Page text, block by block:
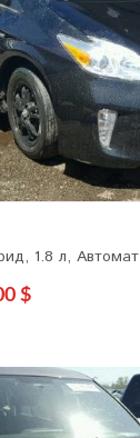
1.8 л, Автомат
$